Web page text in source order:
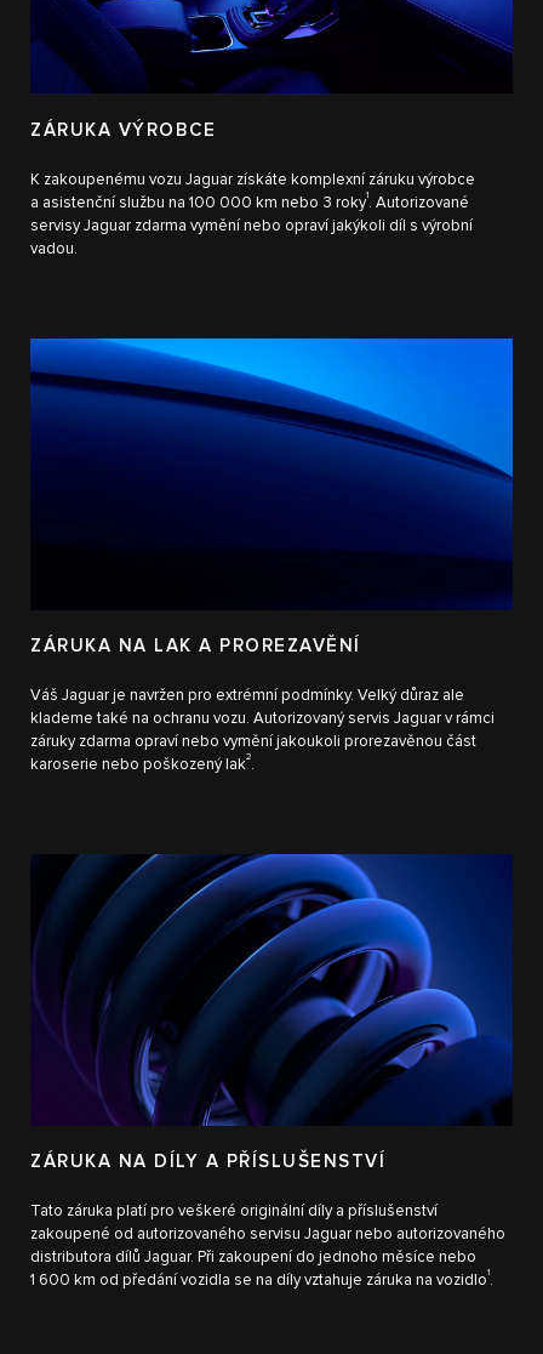
ZÁRUKA VÝROBCE
K zakoupenému vozu Jaguar získáte komplexní záruku výrobce
a asistenční službu na 100 000 km nebo 3 roky1. Autorizované
servisy Jaguar zdarma vymění nebo opraví jakýkoli díl s výrobní
vadou.
ZÁRUKA NA LAK A PROREZAVĚNÍ
Váš Jaguar je navržen pro extrémní podmínky. Velký důraz ale
klademe také na ochranu vozu. Autorizovaný servis Jaguar v rámci
záruky zdarma opraví nebo vymění jakoukoli prorezavěnou část
karoserie nebo poškozený lak2.
ZÁRUKA NA DÍLY A PŘÍSLUŠENSTVÍ
Tato záruka platí pro veškeré originální díly a příslušenství
zakoupené od autorizovaného servisu Jaguar nebo autorizovaného
distributora dílů Jaguar. Při zakoupení do jednoho měsíce nebo
1 600 km od předání vozidla se na díly vztahuje záruka na vozidlo1.